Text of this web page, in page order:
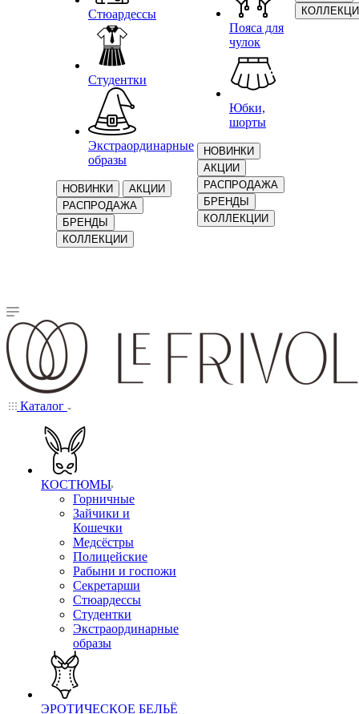
Стюардессы
Студентки
Экстраординарные
образы
НОВИНКИ
АКЦИИ
РАСПРОДАЖА
БРЕНДЫ
КОЛЛЕКЦИИ
Пояса для
чулок
Юбки,
шорты
НОВИНКИ
АКЦИИ
РАСПРОДАЖА
БРЕНДЫ
КОЛЛЕКЦИИ
Каталог
КОСТЮМЫ
Горничные
Зайчики и
Кошечки
Медсёстры
Полицейские
Рабыни и госпожи
Секретарши
Стюардессы
Студентки
Экстраординарные
образы
ЭРОТИЧЕСКОЕ БЕЛЬЁ